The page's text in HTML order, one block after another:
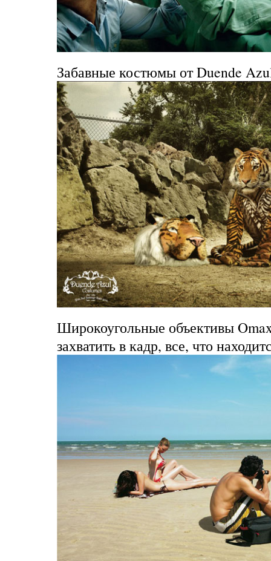
Забавные костюмы отDuende
Широкоугольные объективы
захватить в кадр, все, что